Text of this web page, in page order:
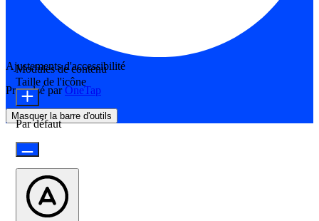
Ajustements d'accessibilité
Propulsé parOneTap
Masquer la barre d'outils
Modules de contenu
Taille de l'icône
Par défaut